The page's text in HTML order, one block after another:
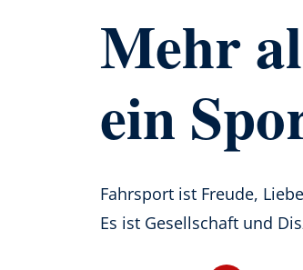
Mehr
ein
Fahrsport ist Freude,
Es ist Gesellschaft und